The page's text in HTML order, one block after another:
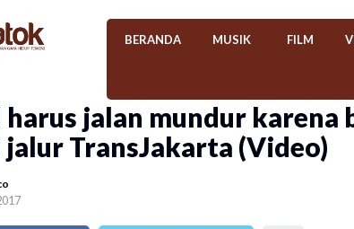
BERANDA MUSIK FILM
jalan mundur karena
jalur TransJakarta (Video)